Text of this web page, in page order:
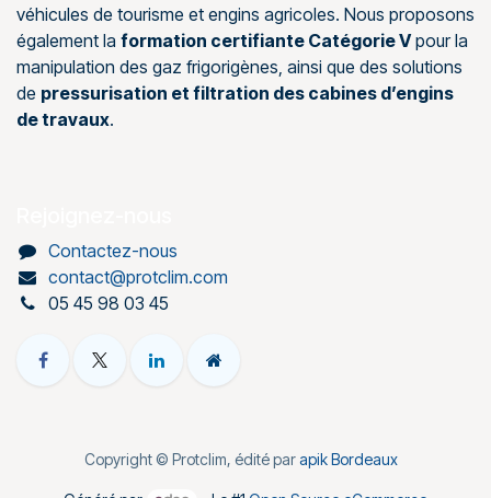
véhicules de tourisme et engins agricoles. Nous proposons
également la formation certifiante Catégorie Vpour la
manipulation des gaz frigorigènes, ainsi que des solutions
de pressurisation et filtration des cabines d’engins
de travaux.
Contactez-nous
contact@protclim.com
05 45 98 03 45
Copyright © Protclim, édité parapik Bordeaux